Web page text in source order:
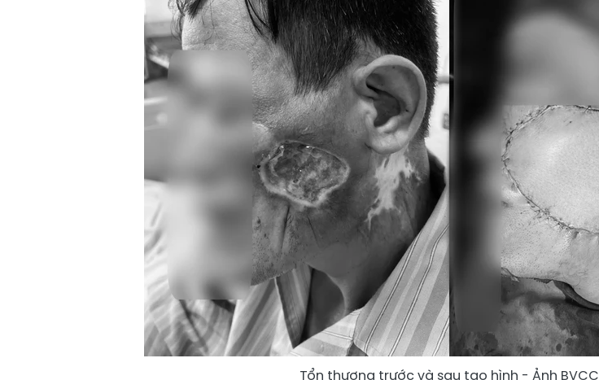
Tổn thương trước và sau tạo hình - Ảnh BVCC